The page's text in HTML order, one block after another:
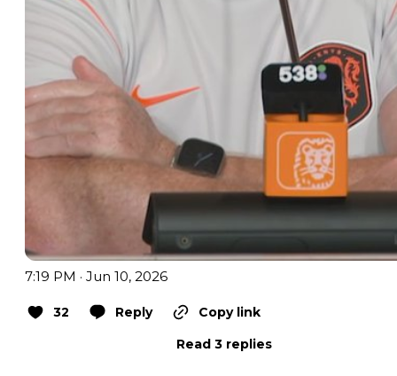
7:19 PM · Jun 10, 2026
32 Reply
Copy link
Read 3 replies